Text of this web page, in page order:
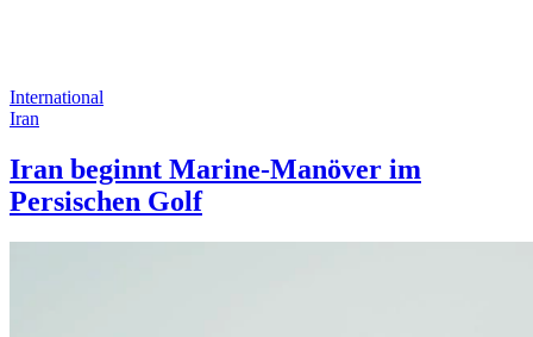
International
Iran
Iran beginnt Marine-Manöver im
Persischen Golf